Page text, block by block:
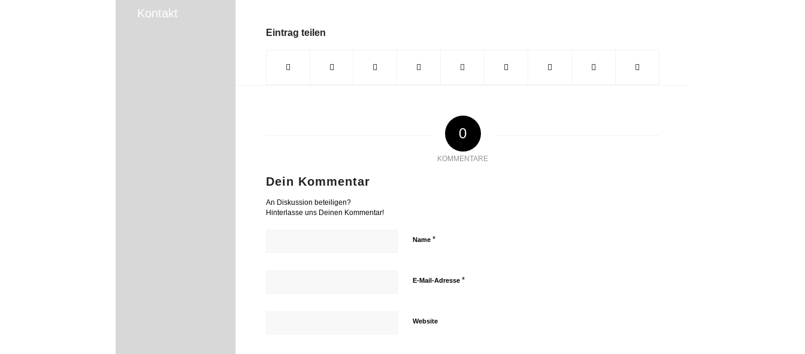
Kontakt
Eintrag teilen
0
KOMMENTARE
Dein Kommentar
An Diskussion beteiligen?
Hinterlasse uns Deinen Kommentar!
Name *
E-Mail-Adresse *
Website